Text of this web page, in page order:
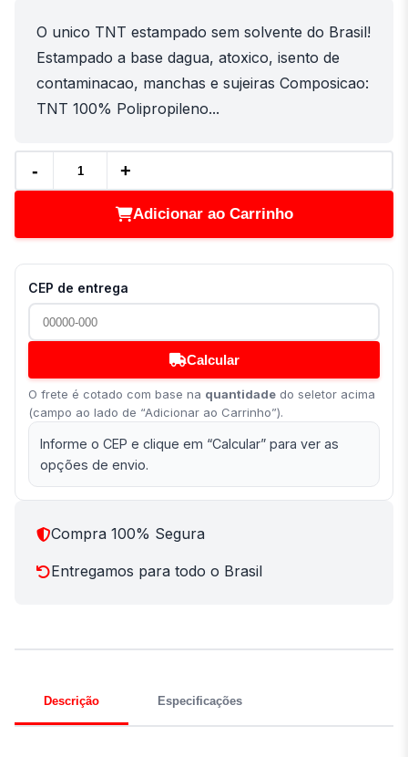
O unico TNT estampado sem solvente do Brasil!
Estampado a base dagua, atoxico, isento de
contaminacao, manchas e sujeiras Composicao:
TNT 100% Polipropileno...
- +
Adicionar ao Carrinho
CEP de entrega
Calcular
O frete é cotado com base na quantidade do seletor acima
(campo ao lado de “Adicionar ao Carrinho”).
Informe o CEP e clique em “Calcular” para ver as
opções de envio.
Compra 100% Segura
Entregamos para todo o Brasil
Descrição Especificações